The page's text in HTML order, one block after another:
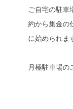
ご自宅の駐車
約から集金の
に始められま
月極駐車場の